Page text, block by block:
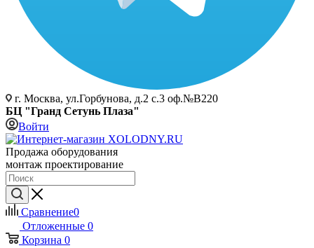
г. Москва, ул.Горбунова, д.2 с.3 оф.№В220
БЦ "Гранд Сетунь Плаза"
Войти
Продажа оборудования
монтаж проектирование
Сравнение0
Отложенные 0
Корзина 0